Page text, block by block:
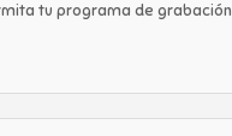
tu programa de grabación